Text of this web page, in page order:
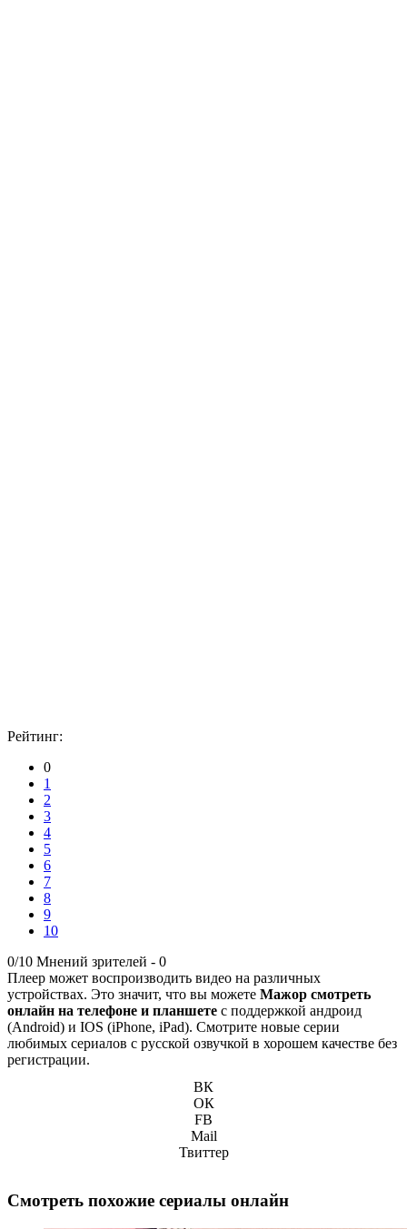
Рейтинг:
0
1
2
3
4
5
6
7
8
9
10
0/10 Мнений зрителей - 0
Плеер может воспроизводить видео на различных
устройствах. Это значит, что вы можете Мажор смотреть
онлайн на телефоне и планшете с поддержкой андроид
(Android) и IOS (iPhone, iPad). Смотрите новые серии
любимых сериалов с русской озвучкой в хорошем качестве без
регистрации.
ВК
ОК
FB
Mail
Твиттер
Смотреть похожие сериалы онлайн